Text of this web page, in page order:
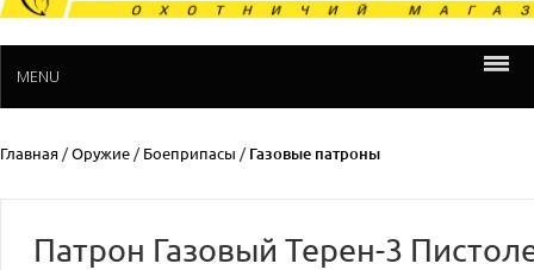
MENU
Главная /Оружие /Боеприпасы / Газовые патроны
Патрон Газовый Терен-3